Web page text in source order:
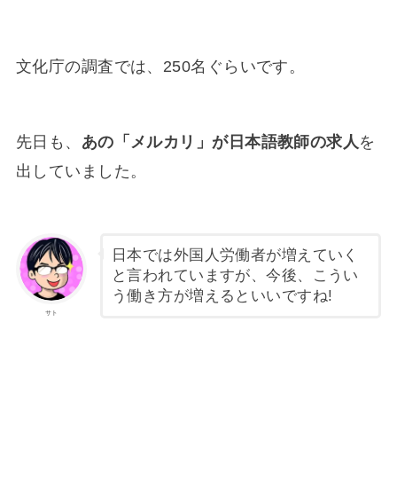
文化庁の調査では、250名ぐらいです。
先日も、 あの「メルカリ」が日本語教師の求人を
出していました。
サト
日本では外国人労働者が増えていく
と言われていますが、今後、こうい
う働き方が増えるといいですね!